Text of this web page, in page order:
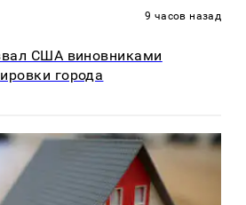
9 часов назад
США виновниками
города